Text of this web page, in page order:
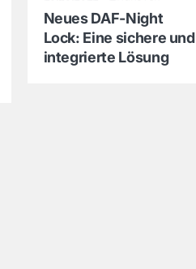
Neues DAF-Night
Lock: Eine sichere und
integrierte Lösung